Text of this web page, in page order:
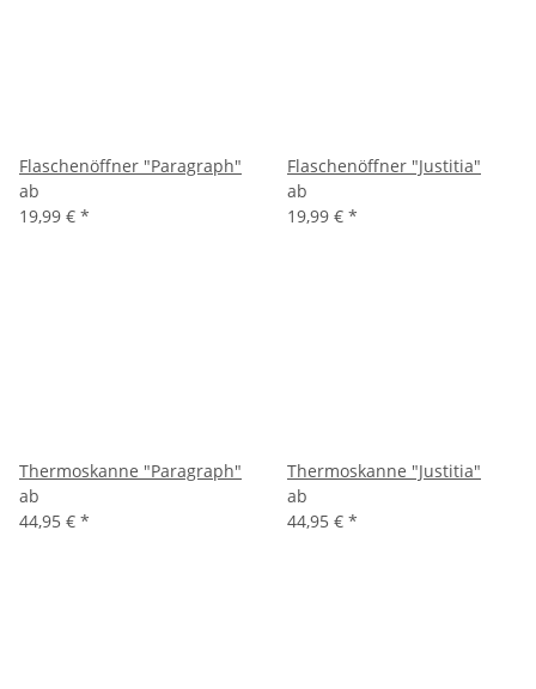
Flaschenöffner "Paragraph"
ab
19,99 € *
Flaschenöffner "Justitia"
ab
19,99 € *
Thermoskanne "Paragraph"
ab
44,95 € *
Thermoskanne "Justitia"
ab
44,95 € *